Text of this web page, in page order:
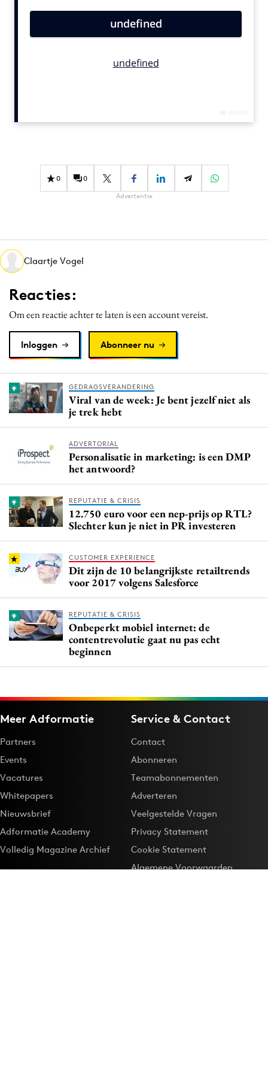
Bureaus
Effectiviteit
Interne communicatie
Martech
Merkstrategie
PR
Programmatic
Purpose Marketing
0 0
Advertentie
Claartje Vogel
Reacties:
Om een reactie achter te laten is een account vereist.
Inloggen Abonneer nu
GEDRAGSVERANDERING
Viral van de week: Je bent jezelf niet als
je trek hebt
ADVERTORIAL
Personalisatie in marketing: is een DMP
het antwoord?
REPUTATIE & CRISIS
12.750 euro voor een nep-prijs op RTL?
Slechter kun je niet in PR investeren
CUSTOMER EXPERIENCE
Dit zijn de 10 belangrijkste retailtrends
voor 2017 volgens Salesforce
REPUTATIE & CRISIS
Onbeperkt mobiel internet: de
contentrevolutie gaat nu pas echt
beginnen
Meer Adformatie
Partners
Events
Vacatures
Whitepapers
Nieuwsbrief
Adformatie Academy
Volledig Magazine Archief
Service & Contact
Contact
Abonneren
Teamabonnementen
Adverteren
Veelgestelde Vragen
Privacy Statement
Cookie Statement
Algemene Voorwaarden